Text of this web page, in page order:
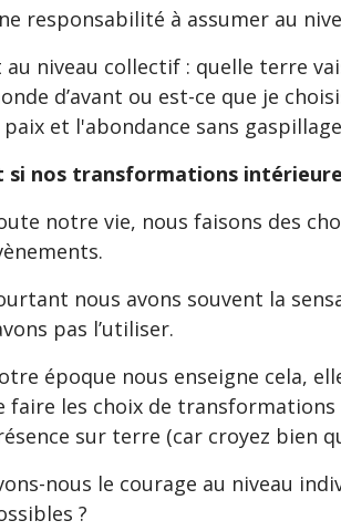
responsabilité à assumer au
au niveau collectif : quelle terre
d’avant ou est-ce que je
paix et l'abondance sans
si nos transformations
notre vie, nous faisons des
nous avons souvent la
pas l’utiliser.
époque nous enseigne cela,
faire les choix de
sur terre (car croyez bien
nous le courage au niveau
?